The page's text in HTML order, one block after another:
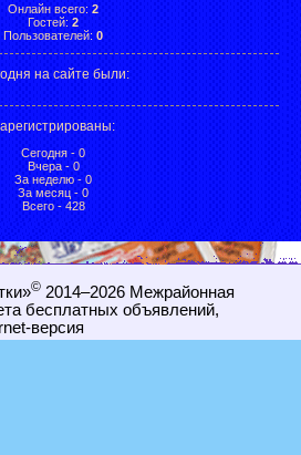
Онлайн всего: 2
Гостей: 2
Пользователей: 0
на сайте были:
:
Сегодня - 0
Вчера - 0
За неделю - 0
За месяц - 0
Всего - 428
©2014–2026 Межрайонная
бесплатных объявлений,
версия